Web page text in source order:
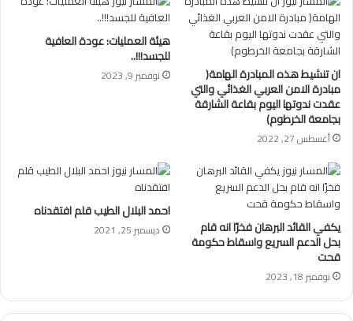
ان تنشيط هذه المبادرة الهامة(
مبادرة الامن العربي الغذائي والتي
عقدت ندوتها اليوم بقاعة الشارقة
بجامعة الخرطوم)
أغسطس 27, 2022
هيئة العمليات: عودة العافية
للجسد!!!..
نوفمبر 9, 2023
يكفي القائد البرهان فخرًا انه قام
بحل الدعم السريع واسقاط حكومة
قحت
نوفمبر 18, 2023
احمد البلال الطيب قلم افتقدناه
ديسمبر 25, 2021